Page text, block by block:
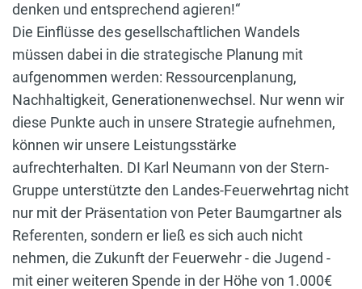
denken und entsprechend agieren!“
Die Einflüsse des gesellschaftlichen Wandels
müssen dabei in die strategische Planung mit
aufgenommen werden: Ressourcenplanung,
Nachhaltigkeit, Generationenwechsel. Nur wenn wir
diese Punkte auch in unsere Strategie aufnehmen,
können wir unsere Leistungsstärke
aufrechterhalten. DI Karl Neumann von der Stern-
Gruppe unterstützte den Landes-Feuerwehrtag nicht
nur mit der Präsentation von Peter Baumgartner als
Referenten, sondern er ließ es sich auch nicht
nehmen, die Zukunft der Feuerwehr - die Jugend -
mit einer weiteren Spende in der Höhe von 1.000€